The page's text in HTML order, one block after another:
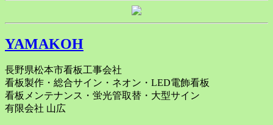
YAMAKOH
長野県松本市看板工事会社
看板製作・総合サイン・ネオン・LED電飾看板
看板メンテナンス・蛍光管取替・大型サイン
有限会社 山広